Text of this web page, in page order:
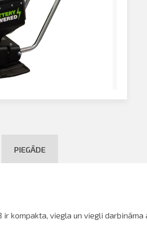
PIEGĀDE
ir kompakta, viegla un viegli